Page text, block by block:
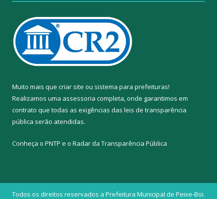
Muito mais que criar site ou sistema para prefeituras!
Realizamos uma assessoria completa, onde garantimos em
contrato que todas as exigências das leis de transparência
pública serão atendidas.
Conheça o PNTP e o Radar da Transparência Pública
Todos os direitos reservados a Prefeitura Municipal de Peixe-Boi.